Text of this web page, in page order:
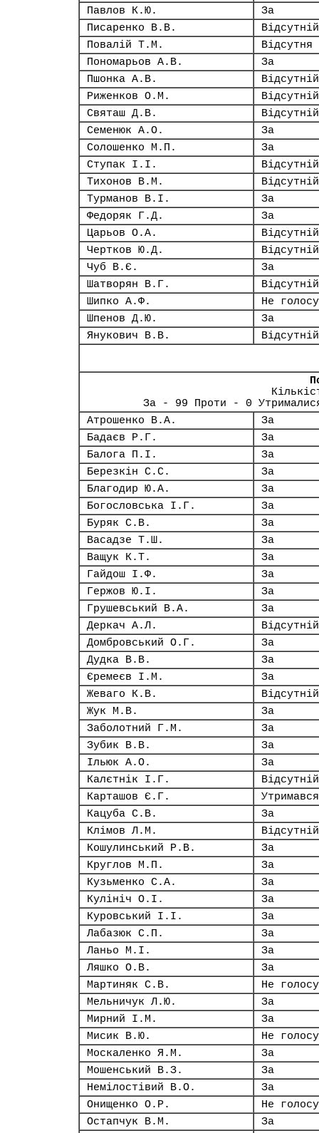
Павлов К.Ю.
За
Писаренко В.В.
Відсутній
Повалій Т.М.
Відсутня
Пономарьов А.В.
За
Пшонка А.В.
Відсутній
Риженков О.М.
Відсутній
Святаш Д.В.
Відсутній
Семенюк А.О.
За
Солошенко М.П.
За
Ступак І.І.
Відсутній
Тихонов В.М.
Відсутній
Турманов В.І.
За
Федоряк Г.Д.
За
Царьов О.А.
Відсутній
Чертков Ю.Д.
Відсутній
Чуб В.Є.
За
Шатворян В.Г.
Відсутній
Шипко А.Ф.
Не
Шпенов Д.Ю.
За
Янукович В.В.
Відсутній
За - 99 Проти - 0
Атрошенко В.А.
За
Бадаєв Р.Г.
За
Балога П.І.
За
Березкін С.С.
За
Благодир Ю.А.
За
Богословська І.Г.
За
Буряк С.В.
За
Васадзе Т.Ш.
За
Ващук К.Т.
За
Гайдош І.Ф.
За
Гержов Ю.І.
За
Грушевський В.А.
За
Деркач А.Л.
Відсутній
Домбровський О.Г.
За
Дудка В.В.
За
Єремеєв І.М.
За
Жеваго К.В.
Відсутній
Жук М.В.
За
Заболотний Г.М.
За
Зубик В.В.
За
Ільюк А.О.
За
Калєтнік І.Г.
Відсутній
Карташов Є.Г.
Утримався
Кацуба С.В.
За
Клімов Л.М.
Відсутній
Кошулинський Р.В.
За
Круглов М.П.
За
Кузьменко С.А.
За
Кулініч О.І.
За
Куровський І.І.
За
Лабазюк С.П.
За
Ланьо М.І.
За
Ляшко О.В.
За
Мартиняк С.В.
Не
Мельничук Л.Ю.
За
Мирний І.М.
За
Мисик В.Ю.
Не
Москаленко Я.М.
За
Мошенський В.З.
За
Немілостівий В.О.
За
Онищенко О.Р.
Не
Остапчук В.М.
За